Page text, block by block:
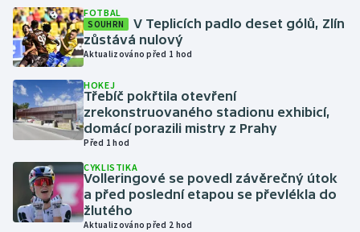
Házená
Jezdectví
Judo
Krasobruslení
Lezení
Lyže a snowboard
FOTBAL
SOUHRN
V Teplicích padlo deset gólů, Zlín
zůstává nulový
Aktualizováno před 1 hod
HOKEJ
Třebíč pokřtila otevření
zrekonstruovaného stadionu exhibicí,
domácí porazili mistry z Prahy
Před 1 hod
CYKLISTIKA
Volleringové se povedl závěrečný útok
a před poslední etapou se převlékla do
žlutého
Aktualizováno před 2 hod